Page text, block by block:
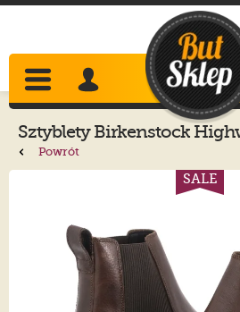
SztybletyBirkenstock
Chocolate 1025718
Powrót
SALE